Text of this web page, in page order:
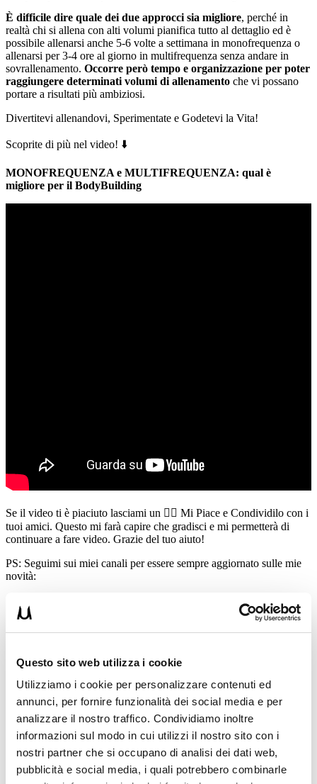
Questo sito web utilizza i cookie
Utilizziamo i cookie per personalizzare contenuti ed
annunci, per fornire funzionalità dei social media e per
analizzare il nostro traffico. Condividiamo inoltre
informazioni sul modo in cui utilizzi il nostro sito con i
nostri partner che si occupano di analisi dei dati web,
pubblicità e social media, i quali potrebbero combinarle
È difficile dire quale dei due approcci sia migliore, perché in
realtà chi si allena con alti volumi pianifica tutto al dettaglio ed è
possibile allenarsi anche 5-6 volte a settimana in monofrequenza o
allenarsi per 3-4 ore al giorno in multifrequenza senza andare in
sovrallenamento. Occorre però tempo e organizzazione per poter
raggiungere determinati volumi di allenamento che vi possano
portare a risultati più ambiziosi.
Divertitevi allenandovi, Sperimentate e Godetevi la Vita!
Scoprite di più nel video! ⬇️
MONOFREQUENZA e MULTIFREQUENZA: qual è
migliore per il BodyBuilding
Se il video ti è piaciuto lasciami un 👍🏻 Mi Piace e Condividilo con i
tuoi amici. Questo mi farà capire che gradisci e mi permetterà di
continuare a fare video. Grazie del tuo aiuto!
PS: Seguimi sui miei canali per essere sempre aggiornato sulle mie
novità:
Snapcha
https://www.snapchat.com/add/umbertomiletto
💪🏻Facebook https://www.facebook.com/milettoumberto/
🏋🏻T-shirt Allenamento http://umbertomiletto.com/le-mie-t-shirt/
👕Abbigliamento Burningate http://shop.burningate.com/